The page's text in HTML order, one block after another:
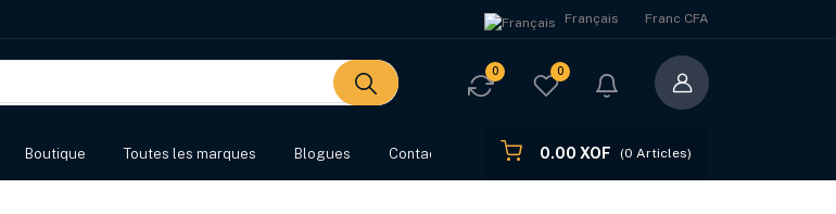
Français Franc CFA
0 0
Boutique Toutes les marques Blogues Contact 0.00 XOF (0 Articles)